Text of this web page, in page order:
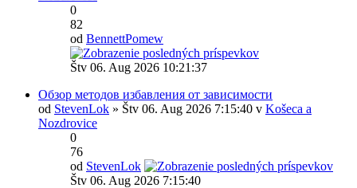
0
82
od BennettPomew
Štv 06. Aug 2026 10:21:37
Обзор методов избавления от зависимости
od StevenLok » Štv 06. Aug 2026 7:15:40 v Košeca a
Nozdrovice
0
76
od StevenLok
Štv 06. Aug 2026 7:15:40